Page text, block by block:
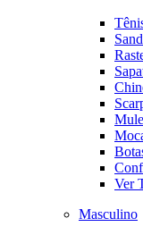
Mule
Ver
Masculino